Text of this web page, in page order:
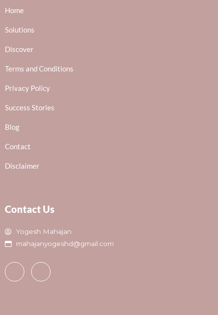
Home
Solutions
Discover
Terms and Conditions
Privacy Policy
Success Stories
Blog
Contact
Disclaimer
Contact Us
Yogesh Mahajan
mahajanyogeshd@gmail.com